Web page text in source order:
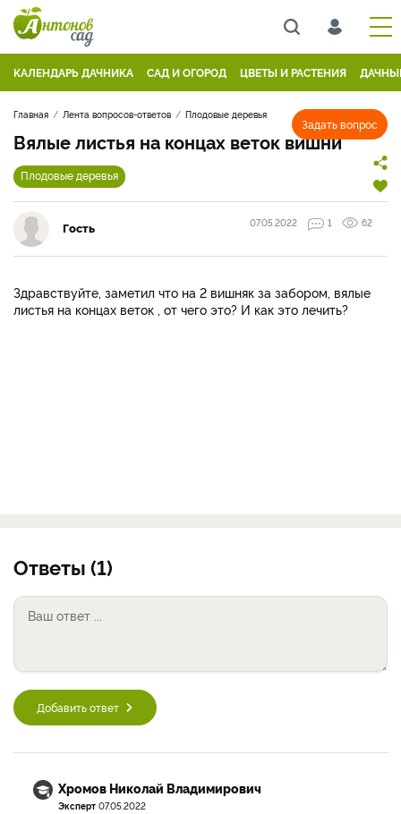
КАЛЕНДАРЬ ДАЧНИКА САД И ОГОРОД ЦВЕТЫ И РАСТЕНИЯ
Задать вопрос
Главная Лента вопросов-ответов Плодовые деревья
Вялые листья на концах веток вишни
Плодовые деревья
Гость 07.05.2022 1 62
Здравствуйте, заметил что на 2 вишняк за забором, вялые
листья на концах веток , от чего это? И как это лечить?
Ответы (1)
Добавить ответ
Хромов Николай Владимирович
Эксперт 07.05.2022